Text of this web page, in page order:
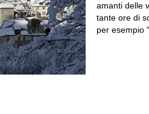
amanti delle
tante ore di
per esempio